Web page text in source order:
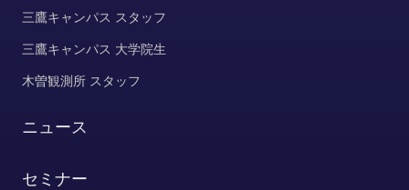
三鷹キャンパス スタッフ
三鷹キャンパス 大学院生
木曽観測所 スタッフ
ニュース
セミナー